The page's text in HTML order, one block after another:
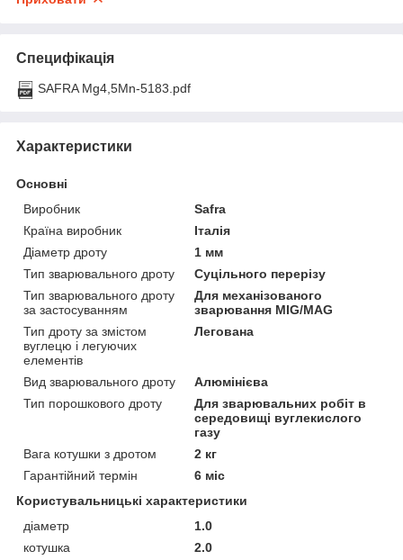
Специфікація
SAFRA Mg4,5Mn-5183.pdf
Характеристики
Основні
Виробник
Safra
Країна виробник
Італія
Діаметр дроту
1 мм
Тип зварювального дроту
Суцільного перерізу
Тип зварювального дроту
за застосуванням
Для механізованого
зварювання MIG/MAG
Тип дроту за змістом
вуглецю і легуючих
елементів
Легована
Вид зварювального дроту
Алюмінієва
Тип порошкового дроту
Для зварювальних робіт в
середовищі вуглекислого
газу
Вага котушки з дротом
2 кг
Гарантійний термін
6 міс
Користувальницькі характеристики
діаметр
1.0
котушка
2.0